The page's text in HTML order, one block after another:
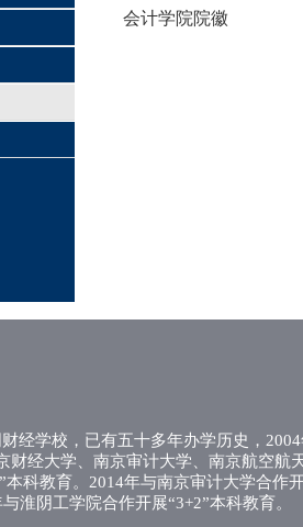
会计学院院徽
经学校，已有五十多年办学历史，
财经大学、南京审计大学、南京航空航
本科教育。2014年与南京审计大学合作
淮阴工学院合作开展“3+2”本科教育。